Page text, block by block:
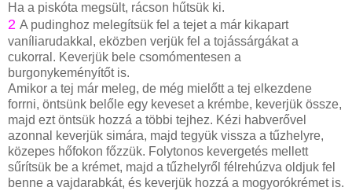
Ha a piskóta megsült, rácson hűtsük ki.
2 A pudinghoz melegítsük fel a tejet a már kikapart
vaníliarudakkal, eközben verjük fel a tojássárgákat a
cukorral. Keverjük bele csomómentesen a
burgonykeményítőt is.
Amikor a tej már meleg, de még mielőtt a tej elkezdene
forrni, öntsünk belőle egy keveset a krémbe, keverjük össze,
majd ezt öntsük hozzá a többi tejhez. Kézi habverővel
azonnal keverjük simára, majd tegyük vissza a tűzhelyre,
közepes hőfokon főzzük. Folytonos kevergetés mellett
sűrítsük be a krémet, majd a tűzhelyről félrehúzva oldjuk fel
benne a vajdarabkát, és keverjük hozzá a mogyorókrémet is.